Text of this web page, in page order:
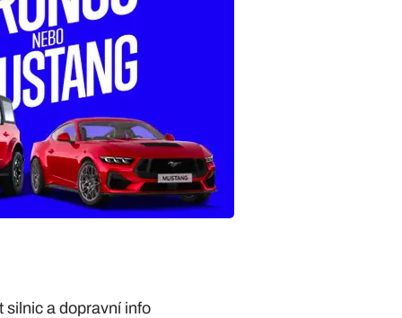
silnic a dopravní info